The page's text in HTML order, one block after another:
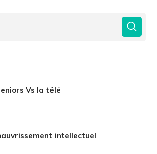
Vs la télé
intellectuel